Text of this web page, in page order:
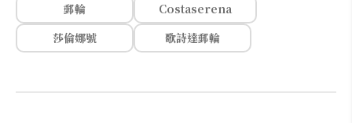
郵輪
Costaserena
莎倫娜號
歌詩達郵輪